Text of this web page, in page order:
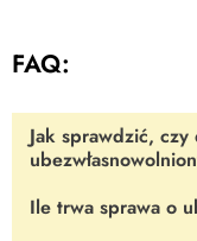
FAQ:
Jak sprawdzić, czy
Niestety w Polsce jest
Ile trwa sprawa o